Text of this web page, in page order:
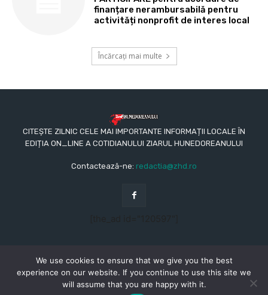
finanțare nerambursabilă pentru
activități nonprofit de interes local
Încărcați mai multe
CITEȘTE ZILNIC CELE MAI IMPORTANTE INFORMAȚII LOCALE ÎN
EDIȚIA ON_LINE A COTIDIANULUI ZIARUL HUNEDOREANULUI
Contactează-ne: redactia@zhd.ro
© Copyright - 2015 - 2023 - Ziarul Hunedoreanului
We use cookies to ensure that we give you the best
experience on our website. If you continue to use this site we
will assume that you are happy with it.